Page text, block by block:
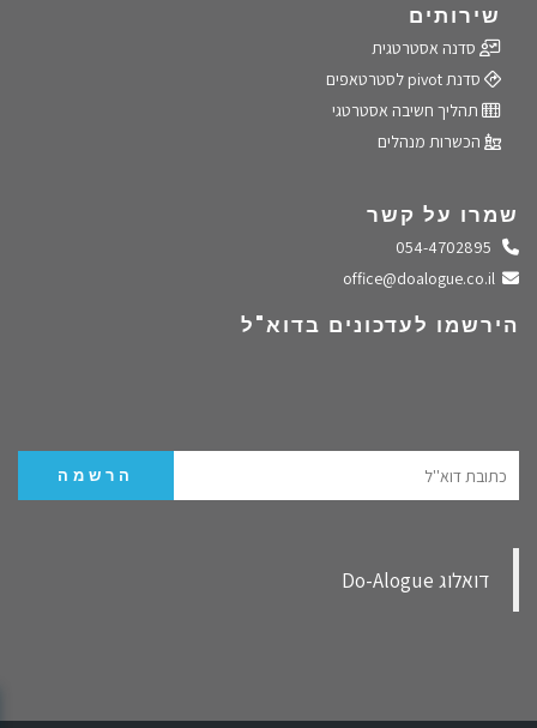
שירותים
סדנה אסטרטגית
סדנת pivot לסטרטאפים
תהליך חשיבה אסטרטגי
הכשרות מנהלים
שמרו על קשר
התקשרו אלינו
שלחו מייל
הירשמו לעדכונים בדוא"ל
‏דואלוג Do-Alogue‏